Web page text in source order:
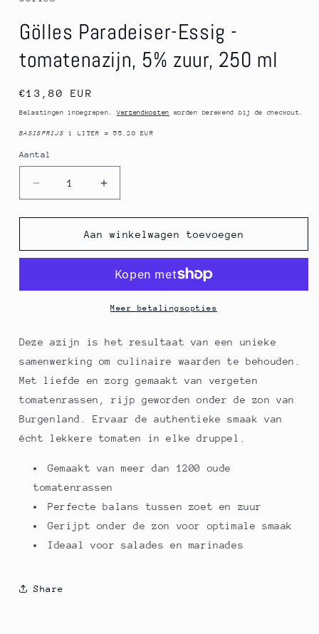
modaal
Gölles Paradeiser-Essig -
tomatenazijn, 5% zuur, 250 ml
Normale
prijs
€13,80 EUR
Belastingen inbegrepen.Verzendkosten worden berekend bij de checkout.
BASISPRIJS1 LITER =55.20 EUR
Aantal
Aantal
Aantal
verlagen
voor
Paradeiser-
tomatenazijn,
250
Aantal
verhogen
voor
Gölles
Paradeiser-
tomatenazijn,
5%
250
Aan winkelwagen toevoegen
Meer betalingsopties
Deze azijn is het resultaat van een unieke
samenwerking om culinaire waarden te behouden.
Met liefde en zorg gemaakt van vergeten
tomatenrassen, rijp geworden onder de zon van
Burgenland. Ervaar de authentieke smaak van
écht lekkere tomaten in elke druppel.
Gemaakt van meer dan 1200 oude
tomatenrassen
Perfecte balans tussen zoet en zuur
Gerijpt onder de zon voor optimale smaak
Ideaal voor salades en marinades
Share